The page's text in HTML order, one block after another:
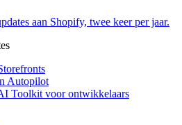
aan Shopify, twee keer per jaar.
Autopilot
Toolkit voor ontwikkelaars